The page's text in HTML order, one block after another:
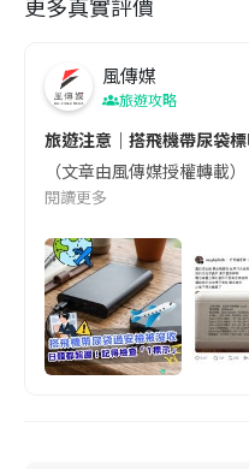
更多真實評價
風傳媒
旅遊攻略
旅遊注意｜搭飛機帶尿袋
（文章由風傳媒授權轉
閱讀更多